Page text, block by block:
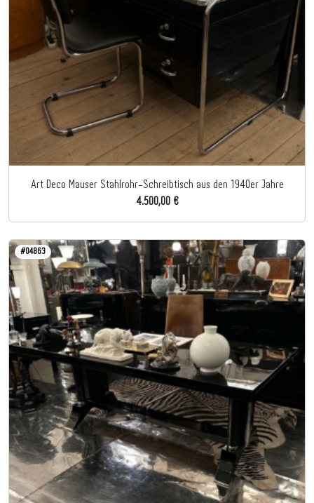
Art Deco Mauser Stahlrohr-Schreibtisch aus den 1940er Jahre
4.500,00 €
#04863